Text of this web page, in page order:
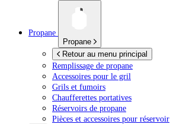
Propane
Propane
Retour au menu principal
Remplissage de propane
Accessoires pour le gril
Grils et fumoirs
Chaufferettes portatives
Réservoirs de propane
Pièces et accessoires pour réservoir